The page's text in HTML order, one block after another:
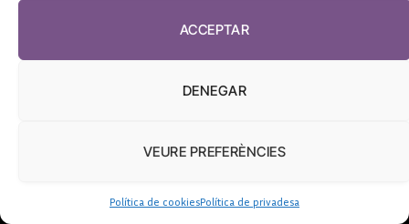
ACCEPTAR
DENEGAR
VEURE PREFERÈNCIES
Política de cookiesPolítica de privadesa